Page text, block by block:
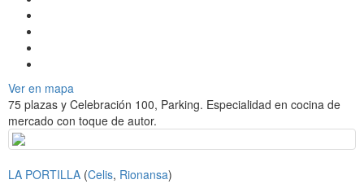
Ver en mapa
75 plazas y Celebración 100, Parking. Especialidad en cocina de
mercado con toque de autor.
LA PORTILLA (Celis, Rionansa)